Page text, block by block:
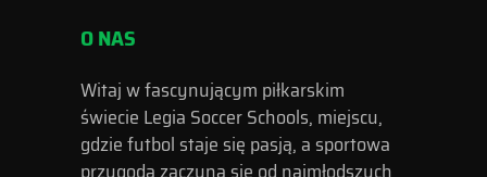
O NAS
Witaj w fascynującym piłkarskim
świecie Legia Soccer Schools, miejscu,
gdzie futbol staje się pasją, a sportowa